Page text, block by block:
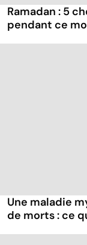
Ramadan : 5
pendant ce
Une maladie
de morts : ce